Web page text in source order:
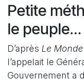
Petite
le peuple...
D’après Le Monde
l’appelait le
Gouvernement a